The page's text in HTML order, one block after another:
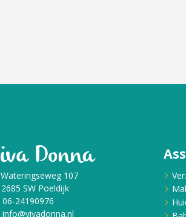
Wateringseweg 107
2685 SW Poeldijk
06-24190976
info@vivadonna.nl